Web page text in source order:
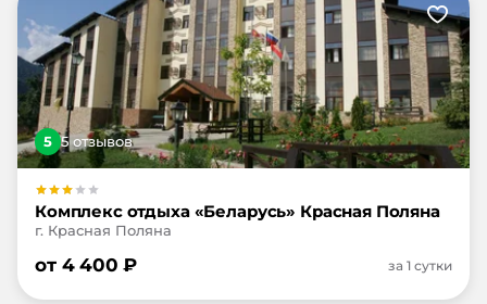
5 5отзывов
Комплекс отдыха «Беларусь» Красная Поляна
г. Красная Поляна
от 4 400 ₽ за 1 сутки